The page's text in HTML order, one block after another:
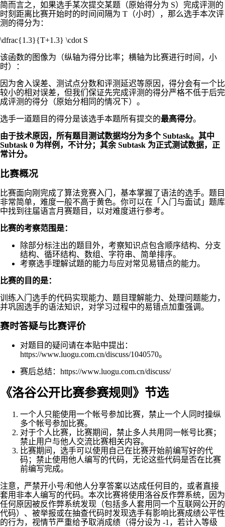
简而言之，如果选手某次提交某题（原始得分为 S）完成评测的
时刻距离比赛开始时的时间间隔为 T （小时），那么选手本次评
测的得分为：
\dfrac{1.3}{T+1.3} \cdot S
该函数的图像为（纵轴为得分比率；横轴为比赛进行时间，小
时）：
因为舍入误差、测试点分数和评测延迟等原因，得分会有一个比
较小的相对误差，但我们保证先完成评测的得分严格不低于后完
成评测的得分（原始分相同的情况下）。
选手一道题目的得分是该选手本题所有提交的最高得分。
由于技术原因，所有题目测试数据均分为多个 Subtask。其中
Subtask 0 为样例，不计分；其余 Subtask 为正式测试数据，正
常计分。
比赛概况
比赛面向刚完成了算法竞赛入门，基本掌握了语法的选手。题目
非常简单，难度一般不高于黄色。你可以在「入门与面试」题库
中找到往届语言月赛题目，以对难度进行参考。
比赛的考察范围是：
除部分标注出的题目外，考察知识点包含顺序结构、分支
结构、循环结构、数组、字符串、简单排序。
考察选手理解试题的能力与应对常见易错点的能力。
比赛的目的是：
训练入门选手的代码实现能力、题目理解能力、处理问题能力，
并巩固选手的语法知识，对学习过程中的易错点加重强调。
赛时答疑与比赛评价
对题目的疑问请在本贴中提出：
https://www.luogu.com.cn/discuss/1040570。
赛后总结：https://www.luogu.com.cn/discuss/
《洛谷公开比赛参赛规则》节选
一个人只能使用一个帐号参加比赛，禁止一个人同时操纵
多个帐号参加比赛。
对于个人比赛，比赛期间，禁止多人共用同一帐号比赛；
禁止用户与他人交流比赛相关内容。
比赛期间，选手可以使用自己在比赛开始前编写好的代
码；禁止使用他人编写的代码，无论这些代码是否在比赛
前编写完成。
注意，严禁开小号/和他人分享答案以达成任何目的，或者直接
套用非本人编写的代码。本次比赛将使用洛谷反作弊系统，因为
任何原因被反作弊系统发现（包括多人套用同一个互联网公开的
代码）、被举报或在抽查代码时发现选手有影响比赛成绩公平性
的行为，视情节严重给予取消成绩（得分设为 -1，若计入等级